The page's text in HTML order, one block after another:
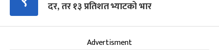
दर, तर १३ प्रतिशत भ्याटको भार
Advertisment